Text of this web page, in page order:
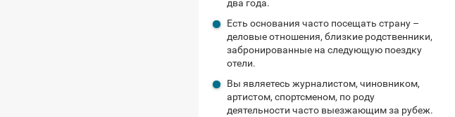
два года.
Есть основания часто посещать страну –
деловые отношения, близкие родственники,
забронированные на следующую поездку
отели.
Вы являетесь журналистом, чиновником,
артистом, спортсменом, по роду
деятельности часто выезжающим за рубеж.